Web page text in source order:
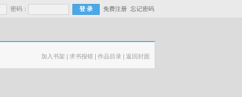
密码： 免费注册 忘记密码
加入书架 | 求书报错 | 作品目录 | 返回封面